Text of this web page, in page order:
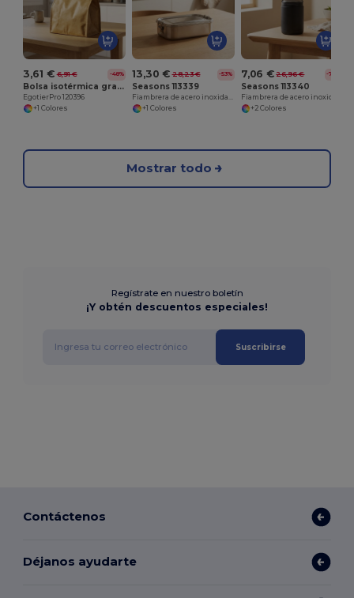
3,61 € 6,91 € -48%
Bolsa isotérmica grande "Papyrus"
EgotierPro 120396
+1 Colores
13,30 € 28,23 € -53%
Seasons 113339
+1 Colores
7,06 € 26,96 € -74%
Seasons 113340
+2 Colores
Mostrar todo
Regístrate en nuestro boletín
¡Y obtén descuentos especiales!
Suscribirse
Contáctenos
Déjanos ayudarte